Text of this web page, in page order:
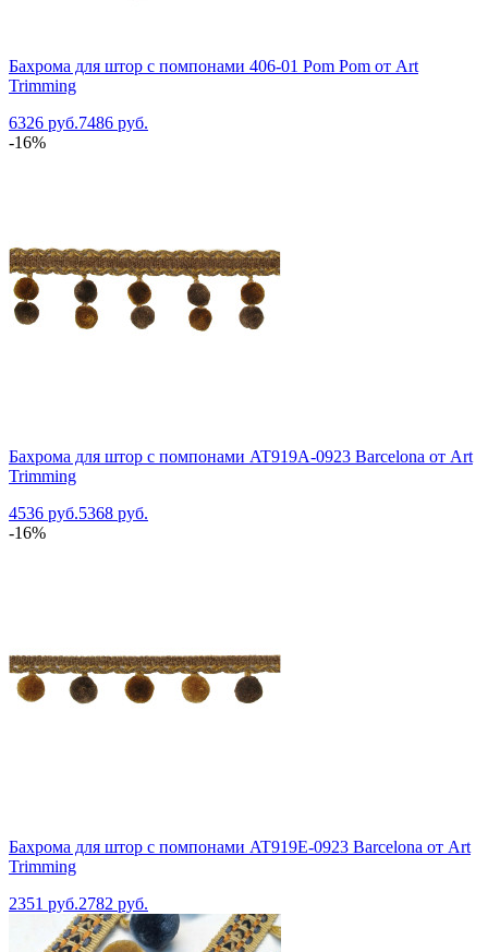
Бахрома для штор с помпонами 406-01 Pom Pom от Art
Trimming
6326 руб.7486 руб.
-16%
Бахрома для штор с помпонами AT919A-0923 Barcelona от Art
Trimming
4536 руб.5368 руб.
-16%
Бахрома для штор с помпонами AT919E-0923 Barcelona от Art
Trimming
2351 руб.2782 руб.